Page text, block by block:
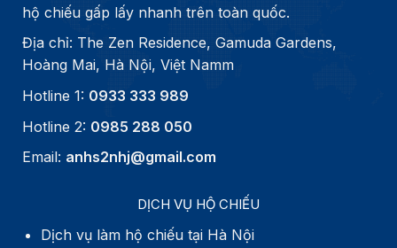
hộ chiếu gấp lấy nhanh trên toàn quốc.
Địa chỉ: The Zen Residence, Gamuda Gardens,
Hoàng Mai, Hà Nội, Việt Namm
Hotline 1: 0933 333 989
Hotline 2: 0985 288 050
Email: anhs2nhj@gmail.com
DỊCH VỤ HỘ CHIẾU
Dịch vụ làm hộ chiếu tại Hà Nội